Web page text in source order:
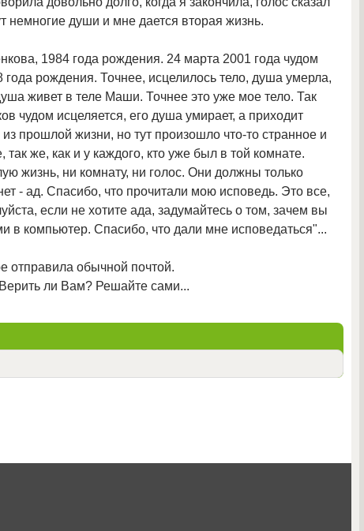
немногие души и мне дается вторая жизнь.
1984 года рождения. 24 марта 2001 года чудом
рождения. Точнее, исцелилось тело, душа умерла,
живет в теле Маши. Точнее это уже мое тело. Так
чудом исцеляется, его душа умирает, а приходит
прошлой жизни, но тут произошло что-то странное и
же, как и у каждого, кто уже был в той комнате.
жизнь, ни комнату, ни голос. Они должны только
- ад. Спасибо, что прочитали мою исповедь. Это все,
если не хотите ада, задумайтесь о том, зачем вы
в компьютер. Спасибо, что дали мне исповедаться"...
отправила обычной почтой.
ли Вам? Решайте сами...